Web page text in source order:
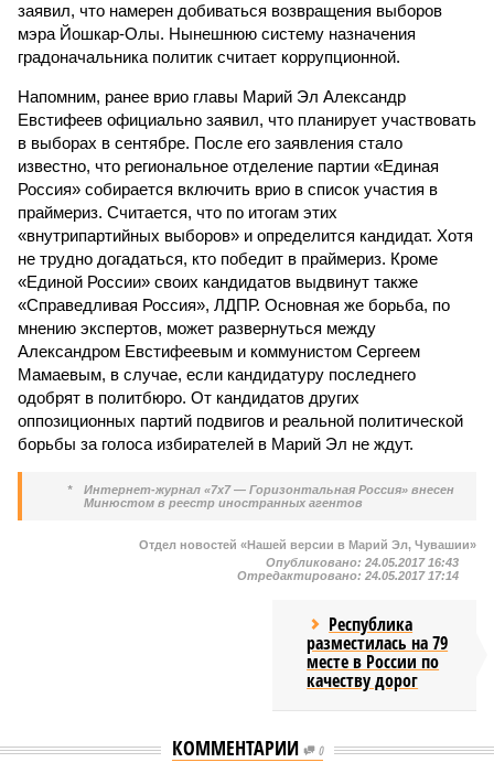
заявил, что намерен добиваться возвращения выборов
мэра Йошкар-Олы. Нынешнюю систему назначения
градоначальника политик считает коррупционной.
Напомним, ранее врио главы Марий Эл Александр
Евстифеев официально заявил, что планирует участвовать
в выборах в сентябре. После его заявления стало
известно, что региональное отделение партии «Единая
Россия» собирается включить врио в список участия в
праймериз. Считается, что по итогам этих
«внутрипартийных выборов» и определится кандидат. Хотя
не трудно догадаться, кто победит в праймериз. Кроме
«Единой России» своих кандидатов выдвинут также
«Справедливая Россия», ЛДПР. Основная же борьба, по
мнению экспертов, может развернуться между
Александром Евстифеевым и коммунистом Сергеем
Мамаевым, в случае, если кандидатуру последнего
одобрят в политбюро. От кандидатов других
оппозиционных партий подвигов и реальной политической
борьбы за голоса избирателей в Марий Эл не ждут.
*
Интернет-журнал «7х7 — Горизонтальная Россия» внесен
Минюстом в реестр иностранных агентов
Отдел новостей «Нашей версии в Марий Эл, Чувашии»
Опубликовано: 24.05.2017 16:43
Отредактировано: 24.05.2017 17:14
Республика
разместилась на 79
месте в России по
качеству дорог
КОММЕНТАРИИ 0